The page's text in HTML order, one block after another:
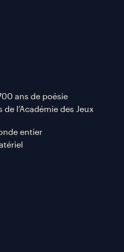
ans de poésie
de l’Académie des Jeux
entier